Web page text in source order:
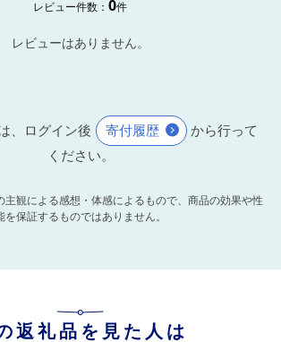
レビュー件数：0件
レビューはありません。
、ログイン後 寄付履歴
から行って
ください。
観による感想・体感によるもので、商品の効果や性
を保証するものではありません。
返礼品を見た人は